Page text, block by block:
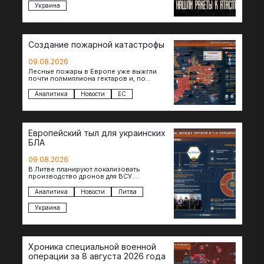
Украина
Создание пожарной катастрофы
09.08.2026
Лесные пожары в Европе уже выжгли
почти полмиллиона гектаров и, по
экономике в €15,6–19,1 млрд. К…
Аналитика Новости ЕС
Европейский тыл для украинских
БЛА
09.08.2026
В Литве планируют локализовать
производство дронов для ВСУ.
президенты Гитанас Науседа и Владимир
Зеленский подписали…
Аналитика Новости Литва
Украина
Хроника специальной военной
операции за 8 августа 2026 года